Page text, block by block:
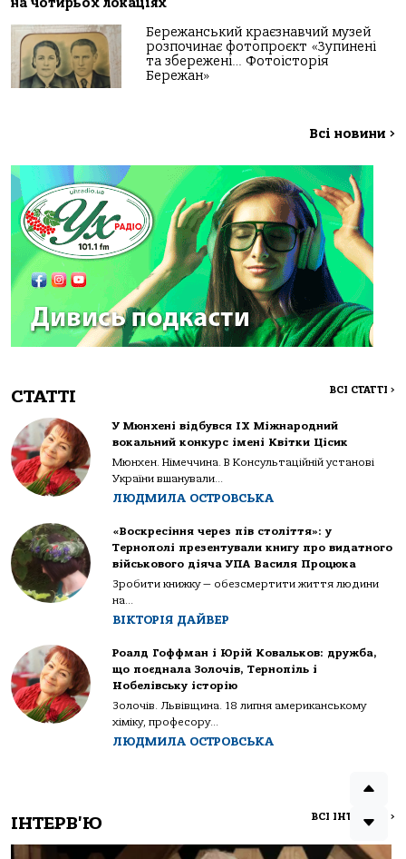
на чотирьох локаціях
Бережанський краєзнавчий музей
розпочинає фотопроєкт «Зупинені
та збережені… Фотоісторія
Бережан»
Всі новини >
СТАТТІ ВСІ СТАТТІ >
У Мюнхені відбувся IX Міжнародний
вокальний конкурс імені Квітки Цісик
Мюнхен. Німеччина. В Консультаційній установі
України вшанували...
ЛЮДМИЛА ОСТРОВСЬКА
«Воскресіння через пів століття»: у
Тернополі презентували книгу про видатного
військового діяча УПА Василя Процюка
Зробити книжку — обезсмертити життя людини
на...
ВІКТОРІЯ ДАЙВЕР
Роалд Гоффман і Юрій Ковальков: дружба,
що поєднала Золочів, Тернопіль і
Нобелівську історію
Золочів. Львівщина. 18 липня американському
хіміку, професору...
ЛЮДМИЛА ОСТРОВСЬКА
ІНТЕРВ'Ю ВСІ ІНТЕРВ'Ю >